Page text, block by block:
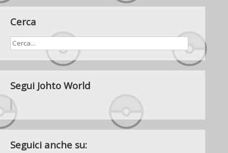
Cerca
Segui Johto World
Seguici anche su: